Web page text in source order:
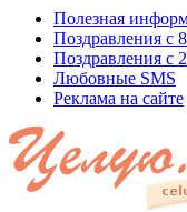
Полезная
Поздравления с
Поздравления с
Любовные SMS
Реклама на сайте